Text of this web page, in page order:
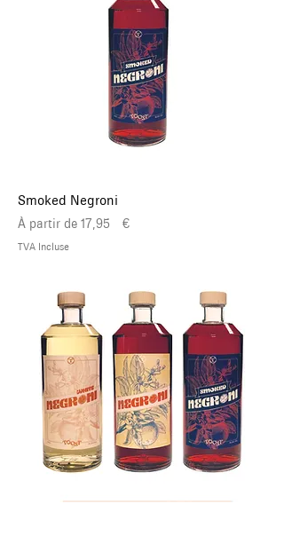
Smoked Negroni
À partir de 17,95 €
Prix promotionnel
TVA Incluse